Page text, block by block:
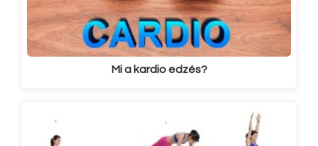
Mi a kardio edzés?